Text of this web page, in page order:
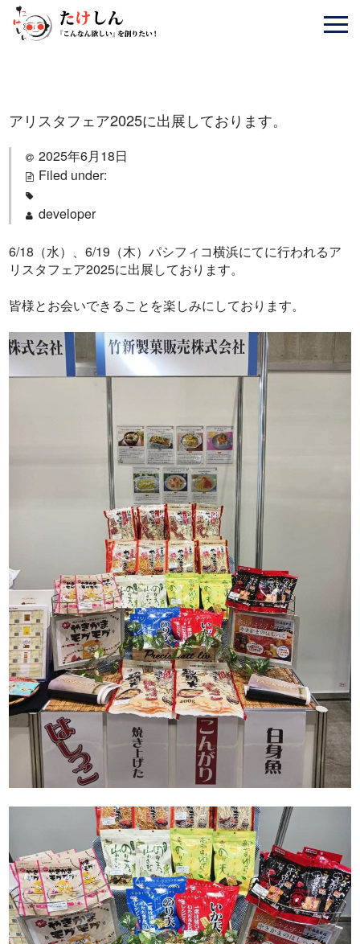
アリスタフェア2025に出展しております。
2025年6月18日
Filed under:
developer
6/18（水）、6/19（木）パシフィコ横浜にてに行われるア
リスタフェア2025に出展しております。
皆様とお会いできることを楽しみにしております。